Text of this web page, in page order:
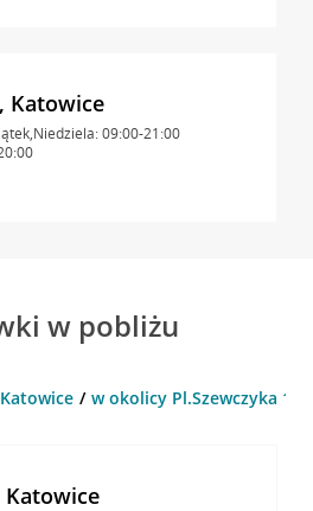
Katowice
09:00-21:00
w pobliżu
Katowice w okolicy Pl.Szewczyka 1 ,
Katowice